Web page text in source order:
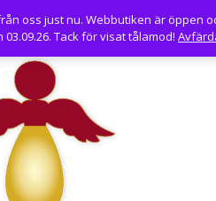
oss just nu. Webbutiken är
03.09.26. Tack för visat tålamod!